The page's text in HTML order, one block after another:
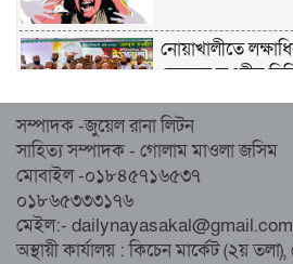
নোয়াখালীতে
হেজবুত তওহীদ
নোয়াখালীতে
সম্পন্ন, অংশ নেবেন
নোয়াখালীতে
জুলাই’ মিছিল
সম্পাদক -জুয়েল রানা লিটন
সাহিত্য সম্পাদক - গোলাম মাওলা জসিম
মোবাইল -০১৮৪৫৭১৬৫৩৭
০১৮৬৫৩৩৩১৭৬
মেইল:- dailynayasakal@gmail.com
অস্থায়ী কার্যালয় : কিচেন মার্কেট (২য়